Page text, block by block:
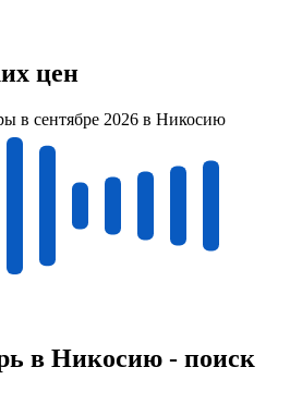
цен
в сентябре 2026 в Никосию
в Никосию - поиск